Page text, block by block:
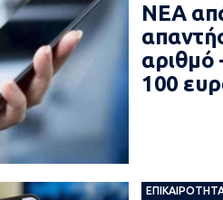
ΝΕΑ
αριθμό
100